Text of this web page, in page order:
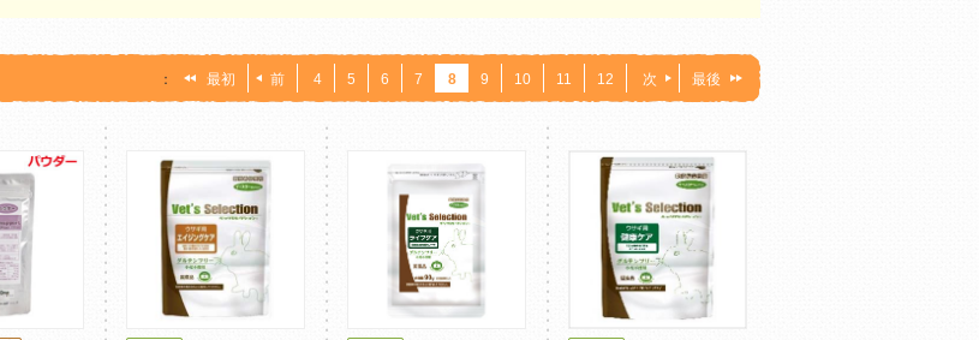
： 最初 前 4 5 6 7 8 9 10 11 12 次 最後